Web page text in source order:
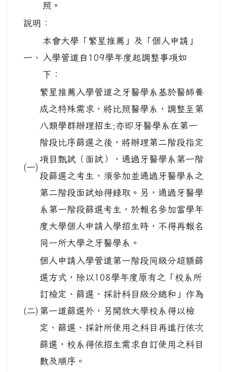
照。
說明：
一、
本會大學「繁星推薦」及「個人申請」
入學管道自109學年度起調整事項如
下：
(一)
繁星推薦入學管道之牙醫學系基於醫師養
成之特殊需求，將比照醫學系，調整至第
八類學群辦理招生;亦即牙醫學系在第一
階段比序篩選之後，將辦理第二階段指定
項目甄試（面試），通過牙醫學系第一階
段篩選之考生，須參加並通過牙醫學系之
第二階段面試始得錄取。另，通過牙醫學
系第一階段篩選考生，於報名參加當學年
度大學個人申請入學招生時，不得再報名
同一所大學之牙醫學系。
(二)
個人申請入學管道第一階段同級分超額篩
選方式，除以108學年度原有之「校系所
訂檢定、篩選、採計科目級分總和」作為
第一道篩選外，另開放大學校系得以檢
定、篩選、採計所使用之科目再進行依次
篩選，校系得依招生需求自訂使用之科目
數及順序。